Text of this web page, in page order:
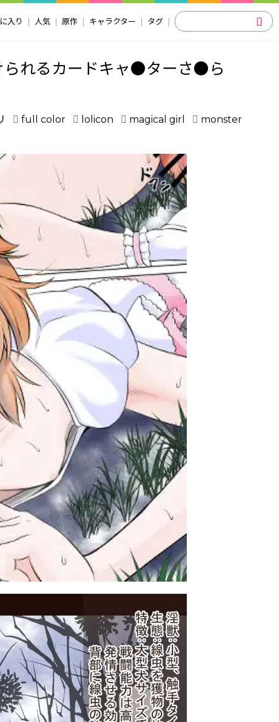
入り 人気 原作 キャラクター タグ
られるカードキャ●ターさ●ら
full color lolicon magical girl
monster